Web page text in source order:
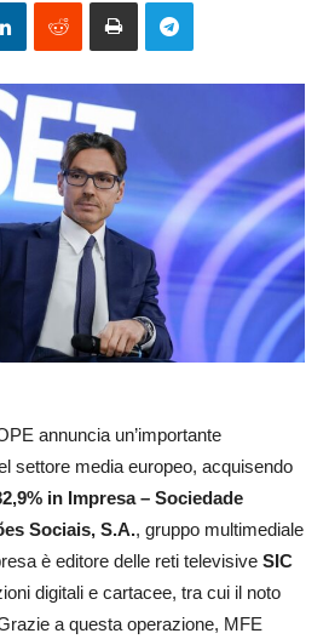
annuncia un’importante
settore media europeo, acquisendo
in Impresa – Sociedade
Sociais, S.A., gruppo multimediale
è editore delle reti televisive SIC
digitali e cartacee, tra cui il noto
a questa operazione, MFE